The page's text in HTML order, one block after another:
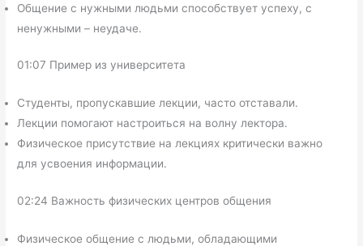
Общение с нужными людьми способствует успеху, с
ненужными – неудаче.
01:07 Пример из университета
Студенты, пропускавшие лекции, часто отставали.
Лекции помогают настроиться на волну лектора.
Физическое присутствие на лекциях критически важно
для усвоения информации.
02:24 Важность физических центров общения
Физическое общение с людьми, обладающими